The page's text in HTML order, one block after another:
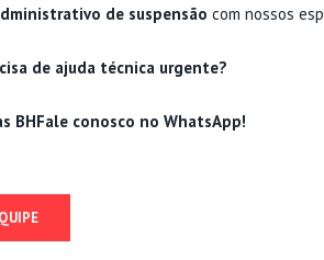
de suspensão com nossos
de ajuda técnica urgente?
BHFale conosco no WhatsApp!